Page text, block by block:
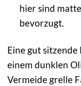
hier sind
bevorzugt.
Eine gut sitzende
einem dunklen
Vermeide grelle